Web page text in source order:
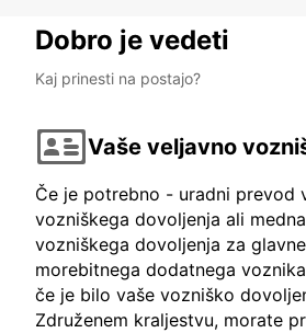
Dobro je vedeti
Kaj prinesti na postajo?
Vaše veljavno
Če je potrebno - uradni prevod
vozniškega dovoljenja ali
vozniškega dovoljenja za
morebitnega dodatnega
če je bilo vaše vozniško
Združenem kraljestvu, morate